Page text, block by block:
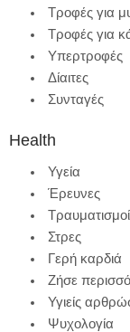
Τροφές για
Τροφές για
Υπερτροφές
Δίαιτες
Συνταγές
Health
Υγεία
Έρευνες
Στρες
Γερή καρδιά
Ζήσε
Υγιείς
Ψυχολογία